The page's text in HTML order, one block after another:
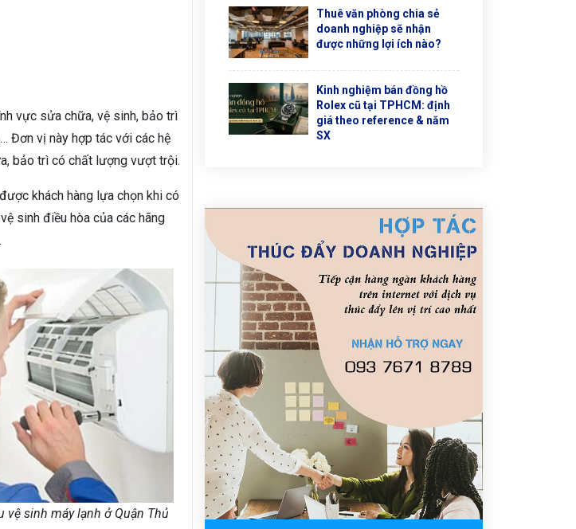
vực sửa chữa, vệ sinh, bảo trì
Đơn vị này hợp tác với các hệ
bảo trì có chất lượng vượt trội.
khách hàng lựa chọn khi có
sinh điều hòa của các hãng
sinh máy lạnh ở Quận Thủ
Thuê văn phòng chia sẻ
doanh nghiệp sẽ nhận
được những lợi ích nào?
Kinh nghiệm bán đồng hồ
Rolex cũ tại TPHCM: định
giá theo reference & năm
SX